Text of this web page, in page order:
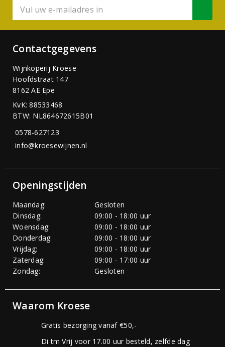
Contactgegevens
Wijnkoperij Kroese
Hoofdstraat 147
8162 AE Epe
KvK: 88533468
BTW: NL864672615B01
0578-627123
info@kroesewijnen.nl
Openingstijden
Maandag:
Gesloten
Dinsdag:
09:00 - 18:00 uur
Woensdag:
09:00 - 18:00 uur
Donderdag:
09:00 - 18:00 uur
Vrijdag:
09:00 - 18:00 uur
Zaterdag:
09:00 - 17:00 uur
Zondag:
Gesloten
Waarom Kroese
Gratis bezorging vanaf €50,-
Di tm Vrij voor 17.00 uur besteld, zelfde dag